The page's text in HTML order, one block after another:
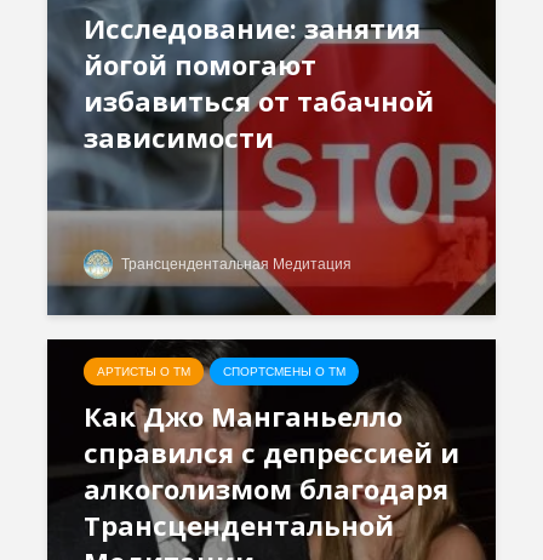
Исследование: занятия
йогой помогают
избавиться от табачной
зависимости
Трансцендентальная Медитация
АРТИСТЫ О ТМ СПОРТСМЕНЫ О ТМ
Как Джо Манганьелло
справился с депрессией и
алкоголизмом благодаря
Трансцендентальной